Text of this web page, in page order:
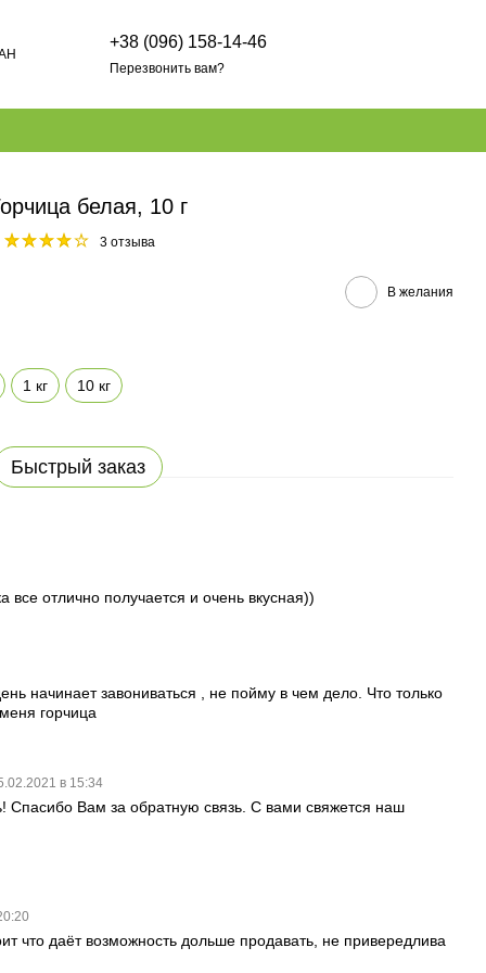
+38 (096) 158-14-46
Перезвонить вам?
белая, 10 г
3 отзыва
В желания
1 кг 10 кг
Быстрый заказ
все отлично получается и очень вкусная))
начинает завониваться , не пойму в чем дело. Что только
горчица
в 15:34
Спасибо Вам за обратную связь. С вами свяжется наш
что даёт возможность дольше продавать, не привередлива